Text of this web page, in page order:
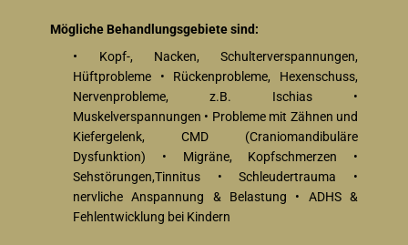
Mögliche Behandlungsgebiete sind:
•
Kopf-, Nacken, Schulterverspannungen,
Hüftprobleme • Rückenprobleme, Hexenschuss,
Nervenprobleme, z.B. Ischias •
Muskelverspannungen • Probleme mit Zähnen und
Kiefergelenk, CMD (Craniomandibuläre
Dysfunktion) • Migräne, Kopfschmerzen •
Sehstörungen,Tinnitus • Schleudertrauma •
nervliche Anspannung & Belastung • ADHS &
Fehlentwicklung bei Kindern